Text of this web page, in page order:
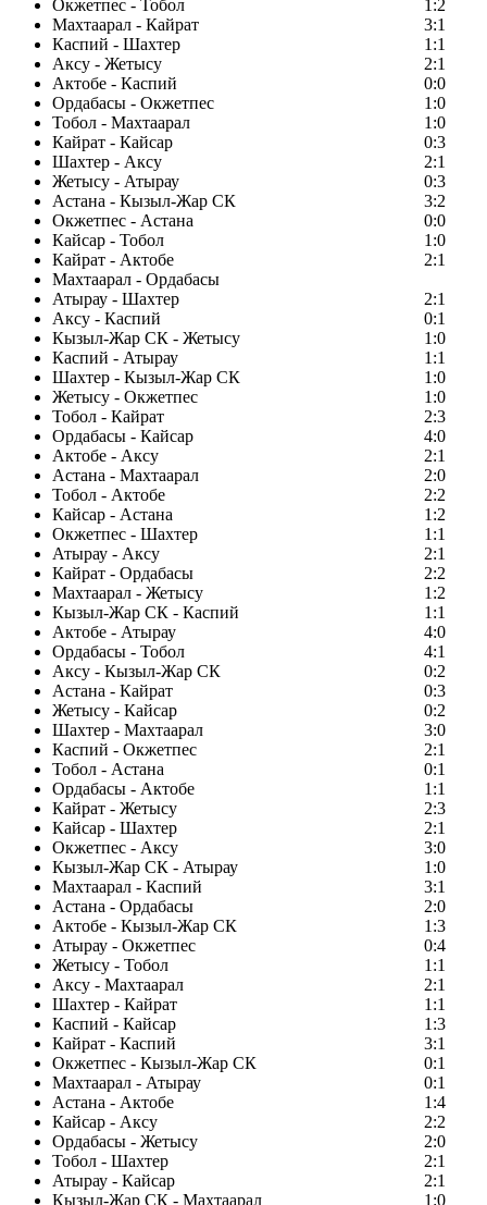
Окжетпес - Тобол
1:2
Махтаарал - Кайрат
3:1
Каспий - Шахтер
1:1
Аксу - Жетысу
2:1
Актобе - Каспий
0:0
Ордабасы - Окжетпес
1:0
Тобол - Махтаарал
1:0
Кайрат - Кайсар
0:3
Шахтер - Аксу
2:1
Жетысу - Атырау
0:3
Астана - Кызыл-Жар СК
3:2
Окжетпес - Астана
0:0
Кайсар - Тобол
1:0
Кайрат - Актобе
2:1
Махтаарал - Ордабасы
Атырау - Шахтер
2:1
Аксу - Каспий
0:1
Кызыл-Жар СК - Жетысу
1:0
Каспий - Атырау
1:1
Шахтер - Кызыл-Жар СК
1:0
Жетысу - Окжетпес
1:0
Тобол - Кайрат
2:3
Ордабасы - Кайсар
4:0
Актобе - Аксу
2:1
Астана - Махтаарал
2:0
Тобол - Актобе
2:2
Кайсар - Астана
1:2
Окжетпес - Шахтер
1:1
Атырау - Аксу
2:1
Кайрат - Ордабасы
2:2
Махтаарал - Жетысу
1:2
Кызыл-Жар СК - Каспий
1:1
Актобе - Атырау
4:0
Ордабасы - Тобол
4:1
Аксу - Кызыл-Жар СК
0:2
Астана - Кайрат
0:3
Жетысу - Кайсар
0:2
Шахтер - Махтаарал
3:0
Каспий - Окжетпес
2:1
Тобол - Астана
0:1
Ордабасы - Актобе
1:1
Кайрат - Жетысу
2:3
Кайсар - Шахтер
2:1
Окжетпес - Аксу
3:0
Кызыл-Жар СК - Атырау
1:0
Махтаарал - Каспий
3:1
Астана - Ордабасы
2:0
Актобе - Кызыл-Жар СК
1:3
Атырау - Окжетпес
0:4
Жетысу - Тобол
1:1
Аксу - Махтаарал
2:1
Шахтер - Кайрат
1:1
Каспий - Кайсар
1:3
Кайрат - Каспий
3:1
Окжетпес - Кызыл-Жар СК
0:1
Махтаарал - Атырау
0:1
Астана - Актобе
1:4
Кайсар - Аксу
2:2
Ордабасы - Жетысу
2:0
Тобол - Шахтер
2:1
Атырау - Кайсар
2:1
Кызыл-Жар СК - Махтаарал
1:0